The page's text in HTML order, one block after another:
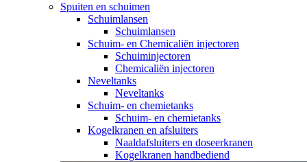
Spuiten en schuimen
Schuimlansen
Schuimlansen
Schuim- en Chemicaliën injectoren
Schuiminjectoren
Chemicaliën injectoren
Neveltanks
Neveltanks
Schuim- en chemietanks
Schuim- en chemietanks
Kogelkranen en afsluiters
Naaldafsluiters en doseerkranen
Kogelkranen handbediend